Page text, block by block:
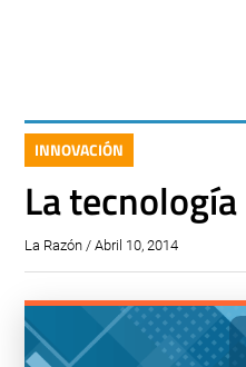
INNOVACIÓN
La
La Razón / Abril 10, 2014